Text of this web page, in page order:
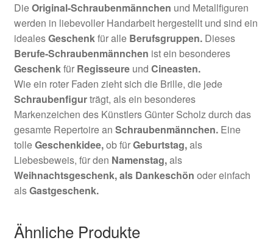
DieOriginal-Schraubenmännchen und Metallfiguren
werden in liebevoller Handarbeit hergestellt und sind ein
idealesGeschenkfür alle Berufsgruppen.Dieses
Berufe-Schraubenmännchen ist ein besonderes
Geschenkfür Regisseure und Cineasten.
Wie ein roter Faden zieht sich die Brille, die jede
Schraubenfigurträgt, als ein besonderes
Markenzeichen des Künstlers Günter Scholz durch das
gesamte Repertoire an Schraubenmännchen.Eine
tolleGeschenkidee,ob fürGeburtstag,als
Liebesbeweis, für den Namenstag,als
Weihnachtsgeschenk,als Dankeschön oder einfach
alsGastgeschenk.
Ähnliche Produkte